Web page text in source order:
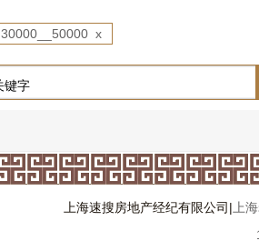
30000__50000 x
上海速搜房地产经纪有限公司| 上